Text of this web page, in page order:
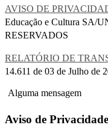
AVISO DE
Educação e Cultura SA/
RESERVADOS
RELATÓRIO DE
14.611 de 03 de Julho de
Alguma mensagem
Aviso de